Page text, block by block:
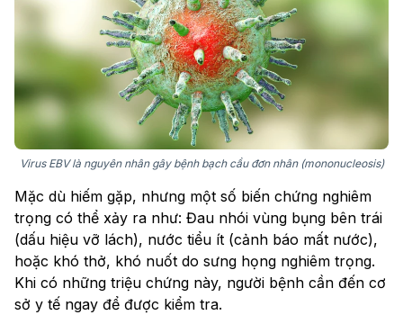
Virus EBV là nguyên nhân gây bệnh bạch cầu đơn nhân (mononucleosis)
Mặc dù hiếm gặp, nhưng một số biến chứng nghiêm
trọng có thể xảy ra như: Đau nhói vùng bụng bên trái
(dấu hiệu vỡ lách), nước tiểu ít (cảnh báo mất nước),
hoặc khó thở, khó nuốt do sưng họng nghiêm trọng.
Khi có những triệu chứng này, người bệnh cần đến cơ
sở y tế ngay để được kiểm tra.